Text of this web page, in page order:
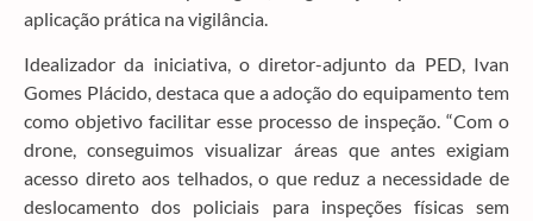
aplicação prática na vigilância.
Idealizador da iniciativa, o diretor-adjunto da PED, Ivan
Gomes Plácido, destaca que a adoção do equipamento tem
como objetivo facilitar esse processo de inspeção. “Com o
drone, conseguimos visualizar áreas que antes exigiam
acesso direto aos telhados, o que reduz a necessidade de
deslocamento dos policiais para inspeções físicas sem